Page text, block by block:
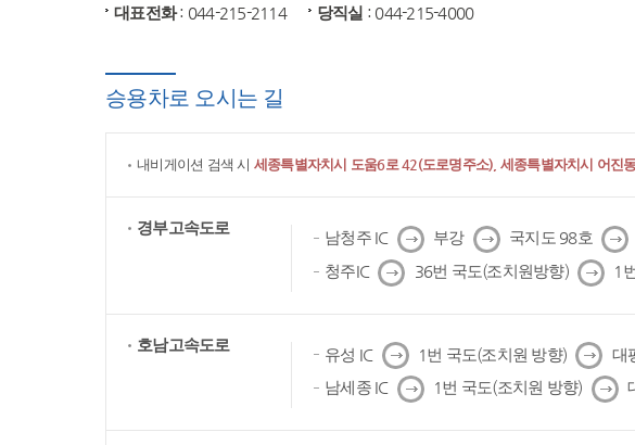
대표전화: 044-215-2114 당직실 : 044-215-4000
승용차로 오시는 길
내비게이션 검색 시 세종특별자치시 도움6로 42(도로명주소), 세종특별자치시 어진
경부고속도로
남청주 IC 다
음
부강 다
음
국지도 98호 다
음
청주IC 다
음
36번 국도(조치원방향) 다
음
1
호남고속도로
유성 IC 다
음
1번 국도(조치원 방향) 다
음
대
남세종 IC 다
음
1번 국도(조치원 방향) 다
음